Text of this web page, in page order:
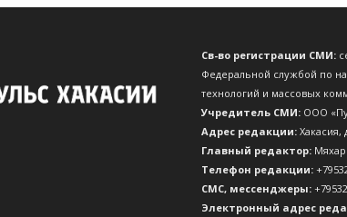
Св-во регистрации СМИ:
Федеральной службой по
технологий и массовых
Учредитель СМИ: ООО
Адрес редакции: Хакасия,
Главный редактор:
Телефон редакции:
CМС, мессенджеры:
Электронный адрес